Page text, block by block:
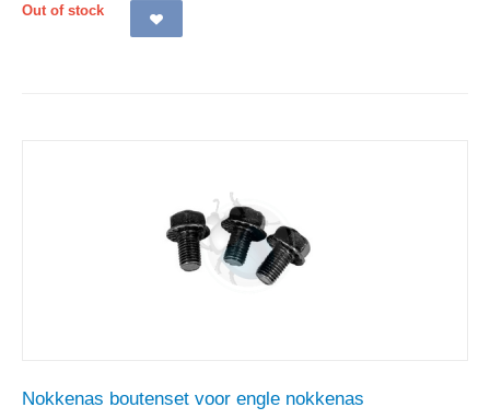
Out of stock
Nokkenas boutenset voor engle nokkenas